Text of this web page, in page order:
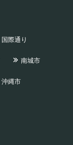
国際通り
南城市
沖縄市